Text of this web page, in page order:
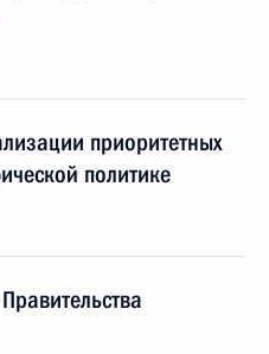
приоритетных
политике